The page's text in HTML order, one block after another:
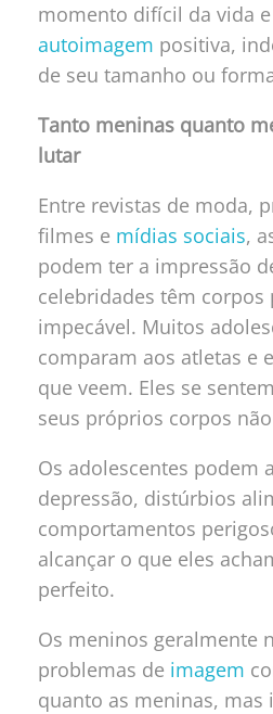
momento difícil da vida
autoimagem positiva,
de seu tamanho ou
Tanto meninas quanto
lutar
Entre revistas de moda,
filmes e mídias sociais,
podem ter a impressão
celebridades têm corpos
impecável. Muitos
comparam aos atletas e
que veem. Eles se
seus próprios corpos
Os adolescentes podem
depressão, distúrbios
comportamentos
alcançar o que eles
perfeito.
Os meninos geralmente
problemas de imagem
quanto as meninas, mas